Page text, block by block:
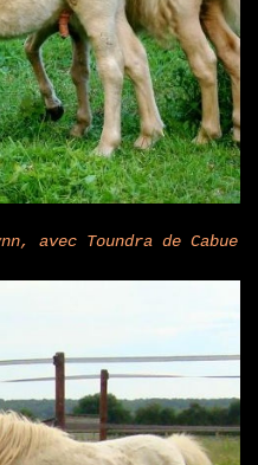
avec Toundra de Cabue